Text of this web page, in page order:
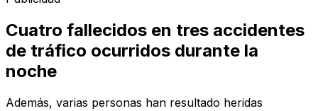
Cuatro fallecidos en tres accidentes
de tráfico ocurridos durante la
noche
Además, varias personas han resultado heridas